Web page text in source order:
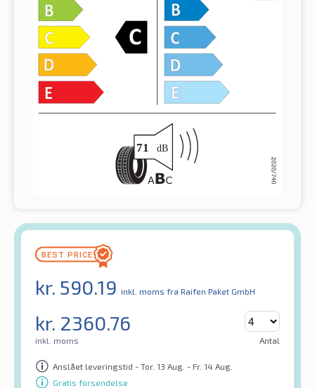
kr. 590.19 inkl. moms fra Raifen Paket GmbH
kr. 2360.76
inkl. moms Antal
Anslået leveringstid - Tor. 13 Aug. - Fr. 14 Aug.
Gratis forsendelse